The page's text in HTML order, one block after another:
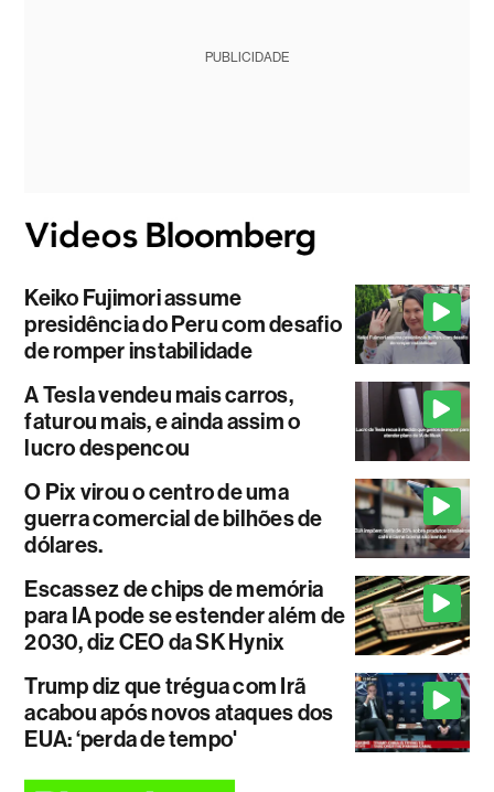
PUBLICIDADE
Keiko Fujimori assume
presidência do Peru com desafio
de romper instabilidade
A Tesla vendeu mais carros,
faturou mais, e ainda assim o
lucro despencou
O Pix virou o centro de uma
guerra comercial de bilhões de
dólares.
Escassez de chips de memória
para IA pode se estender além de
2030, diz CEO da SK Hynix
Trump diz que trégua com Irã
acabou após novos ataques dos
EUA: ‘perda de tempo'